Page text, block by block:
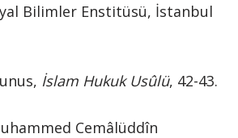
Bilimler Enstitüsü, İstanbul
İslam Hukuk Usûlü, 42-43.
Cemâlüddîn